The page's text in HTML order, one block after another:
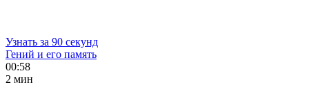
Узнать за 90 секунд
Гений и его память
00:58
2 мин